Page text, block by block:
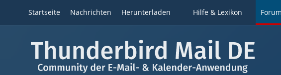
Startseite Nachrichten Herunterladen Hilfe & Lexikon Forum